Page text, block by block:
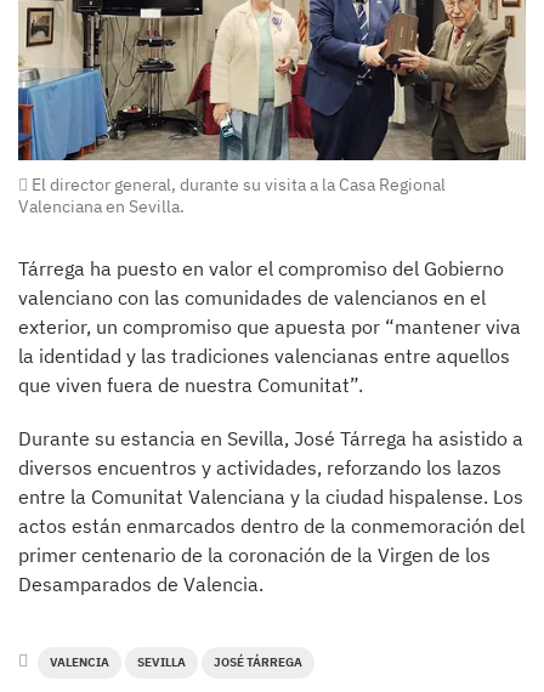
El director general, durante su visita a la Casa Regional
Valenciana en Sevilla.
Tárrega ha puesto en valor el compromiso del Gobierno
valenciano con las comunidades de valencianos en el
exterior, un compromiso que apuesta por “mantener viva
la identidad y las tradiciones valencianas entre aquellos
que viven fuera de nuestra Comunitat”.
Durante su estancia en Sevilla, José Tárrega ha asistido a
diversos encuentros y actividades, reforzando los lazos
entre la Comunitat Valenciana y la ciudad hispalense. Los
actos están enmarcados dentro de la conmemoración del
primer centenario de la coronación de la Virgen de los
Desamparados de Valencia.
VALENCIA SEVILLA JOSÉ TÁRREGA